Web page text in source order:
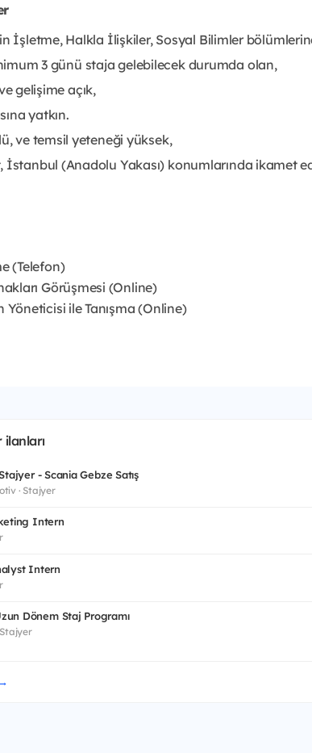
İşletme, Halkla İlişkiler, Sosyal Bilimler
3 günü staja gelebilecek durumda olan,
gelişime açık,
yatkın.
ve temsil yeteneği yüksek,
İstanbul (Anadolu Yakası) konumlarında ikamet
(Telefon)
Görüşmesi (Online)
Yöneticisi ile Tanışma (Online)
- Scania Gebze Satış
· Stajyer
Intern
Intern
Dönem Staj Programı